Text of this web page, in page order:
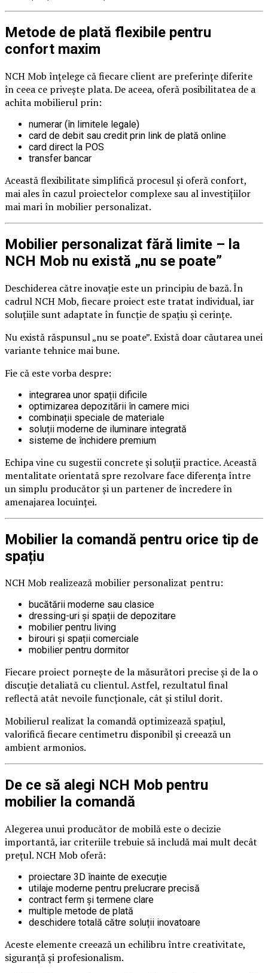
Metode de plată flexibile pentru
confort maxim
NCH Mob înțelege că fiecare client are preferințe diferite
în ceea ce privește plata. De aceea, oferă posibilitatea de a
achita mobilierul prin:
numerar (în limitele legale)
card de debit sau credit prin link de plată online
card direct la POS
transfer bancar
Această flexibilitate simplifică procesul și oferă confort,
mai ales în cazul proiectelor complexe sau al investițiilor
mai mari în mobilier personalizat.
Mobilier personalizat fără limite – la
NCH Mob nu există „nu se poate”
Deschiderea către inovație este un principiu de bază. În
cadrul NCH Mob, fiecare proiect este tratat individual, iar
soluțiile sunt adaptate în funcție de spațiu și cerințe.
Nu există răspunsul „nu se poate”. Există doar căutarea unei
variante tehnice mai bune.
Fie că este vorba despre:
integrarea unor spații dificile
optimizarea depozitării în camere mici
combinații speciale de materiale
soluții moderne de iluminare integrată
sisteme de închidere premium
Echipa vine cu sugestii concrete și soluții practice. Această
mentalitate orientată spre rezolvare face diferența între
un simplu producător și un partener de încredere în
amenajarea locuinței.
Mobilier la comandă pentru orice tip de
spațiu
NCH Mob realizează mobilier personalizat pentru:
bucătării moderne sau clasice
dressing-uri și spații de depozitare
mobilier pentru living
birouri și spații comerciale
mobilier pentru dormitor
Fiecare proiect pornește de la măsurători precise și de la o
discuție detaliată cu clientul. Astfel, rezultatul final
reflectă atât nevoile funcționale, cât și stilul dorit.
Mobilierul realizat la comandă optimizează spațiul,
valorifică fiecare centimetru disponibil și creează un
ambient armonios.
De ce să alegi NCH Mob pentru
mobilier la comandă
Alegerea unui producător de mobilă este o decizie
importantă, iar criteriile trebuie să includă mai mult decât
prețul. NCH Mob oferă:
proiectare 3D înainte de execuție
utilaje moderne pentru prelucrare precisă
contract ferm și termene clare
multiple metode de plată
deschidere totală către soluții inovatoare
Aceste elemente creează un echilibru între creativitate,
siguranță și profesionalism.